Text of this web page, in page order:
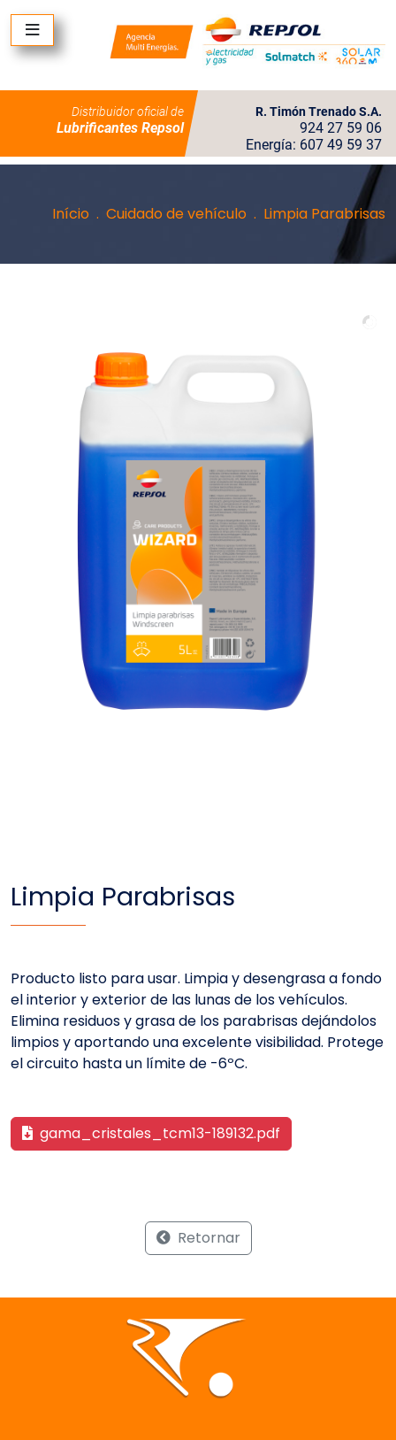
Distribuidor oficial de
Lubrificantes Repsol
R. Timón Trenado S.A.
924 27 59 06
Energía: 607 49 59 37
Início Cuidado de vehículo Limpia Parabrisas
Limpia Parabrisas
Producto listo para usar. Limpia y desengrasa a fondo
el interior y exterior de las lunas de los vehículos.
Elimina residuos y grasa de los parabrisas dejándolos
limpios y aportando una excelente visibilidad. Protege
el circuito hasta un límite de -6ºC.
gama_cristales_tcm13-189132.pdf
Retornar